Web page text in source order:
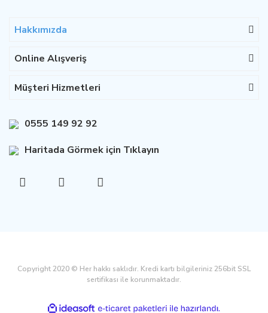
Hakkımızda
Online Alışveriş
Müşteri Hizmetleri
0555 149 92 92
Haritada Görmek için Tıklayın
Copyright 2020 © Her hakkı saklıdır. Kredi kartı bilgileriniz 256bit SSL
sertifikası ile korunmaktadır.
ideasoft e-